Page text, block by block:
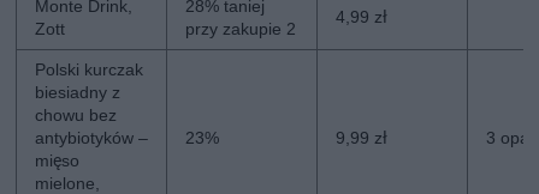
Monte Drink,
Zott
28% taniej
przy zakupie 2
4,99 zł
Polski kurczak
biesiadny z
chowu bez
antybiotyków –
mięso
mielone,
23% 9,99 zł 3